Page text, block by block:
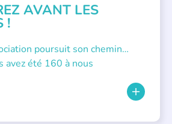
AVANT LES
!
poursuit son chemin…
avez été 160 à nous